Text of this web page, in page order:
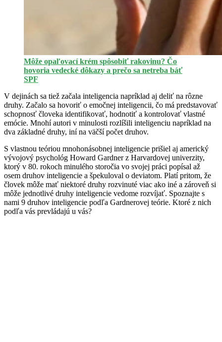
Môže opaľovací krém spôsobiť rakovinu? Čo
hovoria vedecké dôkazy a prečo sa netreba báť
SPF
V dejinách sa tiež začala inteligencia napríklad aj deliť na rôzne
druhy. Začalo sa hovoriť o emočnej inteligencii, čo má predstavovať
schopnosť človeka identifikovať, hodnotiť a kontrolovať vlastné
emócie. Mnohí autori v minulosti rozlíšili inteligenciu napríklad na
dva základné druhy, iní na väčší počet druhov.
S vlastnou teóriou mnohonásobnej inteligencie prišiel aj americký
vývojový psychológ Howard Gardner z Harvardovej univerzity,
ktorý v 80. rokoch minulého storočia vo svojej práci popísal až
osem druhov inteligencie a špekuloval o deviatom. Platí pritom, že
človek môže mať niektoré druhy rozvinuté viac ako iné a zároveň si
môže jednotlivé druhy inteligencie vedome rozvíjať. Spoznajte s
nami 9 druhov inteligencie podľa Gardnerovej teórie. Ktoré z nich
podľa vás prevládajú u vás?